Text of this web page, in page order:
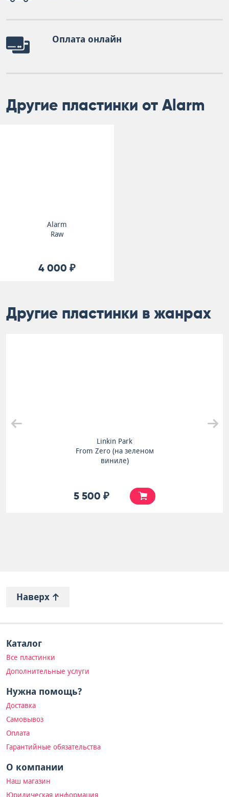
Оплата онлайн
Другие пластинки от Alarm
Alarm
Raw
4 000 ₽
Другие пластинки в жанрах
Linkin Park
From Zero (на зеленом
виниле)
5 500 ₽
Наверх
Каталог
Все пластинки
Дополнительные услуги
Нужна помощь?
Доставка
Самовывоз
Оплата
Гарантийные обязательства
О компании
Наш магазин
Юридическая информация